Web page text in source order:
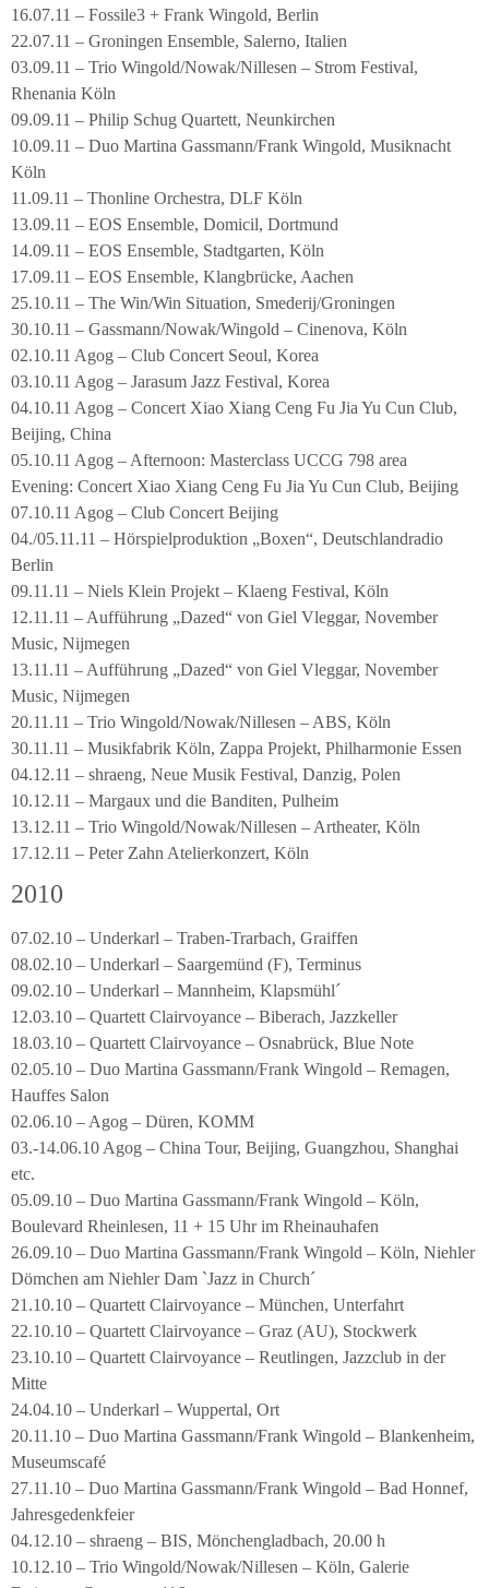
16.07.11 – Fossile3 + Frank Wingold, Berlin
22.07.11 – Groningen Ensemble, Salerno, Italien
03.09.11 – Trio Wingold/Nowak/Nillesen – Strom Festival,
Rhenania Köln
09.09.11 – Philip Schug Quartett, Neunkirchen
10.09.11 – Duo Martina Gassmann/Frank Wingold, Musiknacht
Köln
11.09.11 – Thonline Orchestra, DLF Köln
13.09.11 – EOS Ensemble, Domicil, Dortmund
14.09.11 – EOS Ensemble, Stadtgarten, Köln
17.09.11 – EOS Ensemble, Klangbrücke, Aachen
25.10.11 – The Win/Win Situation, Smederij/Groningen
30.10.11 – Gassmann/Nowak/Wingold – Cinenova, Köln
02.10.11 Agog – Club Concert Seoul, Korea
03.10.11 Agog – Jarasum Jazz Festival, Korea
04.10.11 Agog – Concert Xiao Xiang Ceng Fu Jia Yu Cun Club,
Beijing, China
05.10.11 Agog – Afternoon: Masterclass UCCG 798 area
Evening: Concert Xiao Xiang Ceng Fu Jia Yu Cun Club, Beijing
07.10.11 Agog – Club Concert Beijing
04./05.11.11 – Hörspielproduktion „Boxen“, Deutschlandradio
Berlin
09.11.11 – Niels Klein Projekt – Klaeng Festival, Köln
12.11.11 – Aufführung „Dazed“ von Giel Vleggar, November
Music, Nijmegen
13.11.11 – Aufführung „Dazed“ von Giel Vleggar, November
Music, Nijmegen
20.11.11 – Trio Wingold/Nowak/Nillesen – ABS, Köln
30.11.11 – Musikfabrik Köln, Zappa Projekt, Philharmonie Essen
04.12.11 – shraeng, Neue Musik Festival, Danzig, Polen
10.12.11 – Margaux und die Banditen, Pulheim
13.12.11 – Trio Wingold/Nowak/Nillesen – Artheater, Köln
17.12.11 – Peter Zahn Atelierkonzert, Köln
2010
07.02.10 – Underkarl – Traben-Trarbach, Graiffen
08.02.10 – Underkarl – Saargemünd (F), Terminus
09.02.10 – Underkarl – Mannheim, Klapsmühl´
12.03.10 – Quartett Clairvoyance – Biberach, Jazzkeller
18.03.10 – Quartett Clairvoyance – Osnabrück, Blue Note
02.05.10 – Duo Martina Gassmann/Frank Wingold – Remagen,
Hauffes Salon
02.06.10 – Agog – Düren, KOMM
03.-14.06.10 Agog – China Tour, Beijing, Guangzhou, Shanghai
etc.
05.09.10 – Duo Martina Gassmann/Frank Wingold – Köln,
Boulevard Rheinlesen, 11 + 15 Uhr im Rheinauhafen
26.09.10 – Duo Martina Gassmann/Frank Wingold – Köln, Niehler
Dömchen am Niehler Dam `Jazz in Church´
21.10.10 – Quartett Clairvoyance – München, Unterfahrt
22.10.10 – Quartett Clairvoyance – Graz (AU), Stockwerk
23.10.10 – Quartett Clairvoyance – Reutlingen, Jazzclub in der
Mitte
24.04.10 – Underkarl – Wuppertal, Ort
20.11.10 – Duo Martina Gassmann/Frank Wingold – Blankenheim,
Museumscafé
27.11.10 – Duo Martina Gassmann/Frank Wingold – Bad Honnef,
Jahresgedenkfeier
04.12.10 – shraeng – BIS, Mönchengladbach, 20.00 h
10.12.10 – Trio Wingold/Nowak/Nillesen – Köln, Galerie